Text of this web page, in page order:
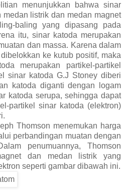
menunjukkan bahwa sinar
listrik dan medan magnet
baling yang dipasang pada
itu, sinar katoda merupakan
dan massa. Karena dalam
ke kutub positif, maka
merupakan partikel-partikel
sinar katoda G.J Stoney diberi
katoda diganti dengan logam
katoda serupa, sehingga dapat
partikel sinar katoda (elektron)
Thomson menemukan harga
perbandingan muatan dengan
penumuannya, Thomson
dan medan listrik yang
seperti gambar dibawah ini.